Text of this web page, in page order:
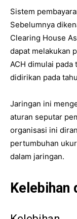
Sistem
Sebelumnya
Clearing House
dapat melakukan
ACH dimulai pada
didirikan pada
Jaringan ini
aturan seputar
organisasi ini
pertumbuhan
dalam jaringan.
Kelebihan